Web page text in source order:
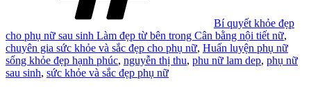
Bí quyết khỏe đẹp
cho phụ nữ sau sinh Làm đẹp từ bên trong Cân bằng nội tiết nữ,
chuyên gia sức khỏe và sắc đẹp cho phụ nữ, Huấn luyện phụ nữ
sống khỏe đẹp hạnh phúc, nguyễn thị thu, phu nữ lam dep, phụ nữ
sau sinh, sức khỏe và sắc đẹp phụ nữ